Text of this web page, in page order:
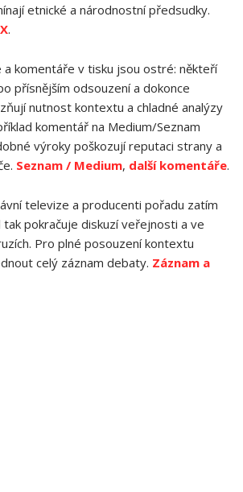
etnické a národnostní předsudky.
.
a komentáře v tisku jsou ostré: někteří
přísnějším odsouzení a dokonce
nutnost kontextu a chladné analýzy
komentář na Medium/Seznam
výroky poškozují reputaci strany a
Seznam / Medium, další komentáře.
televize a producenti pořadu zatím
pokračuje diskuzí veřejnosti a ve
Pro plné posouzení kontextu
celý záznam debaty. Záznam a